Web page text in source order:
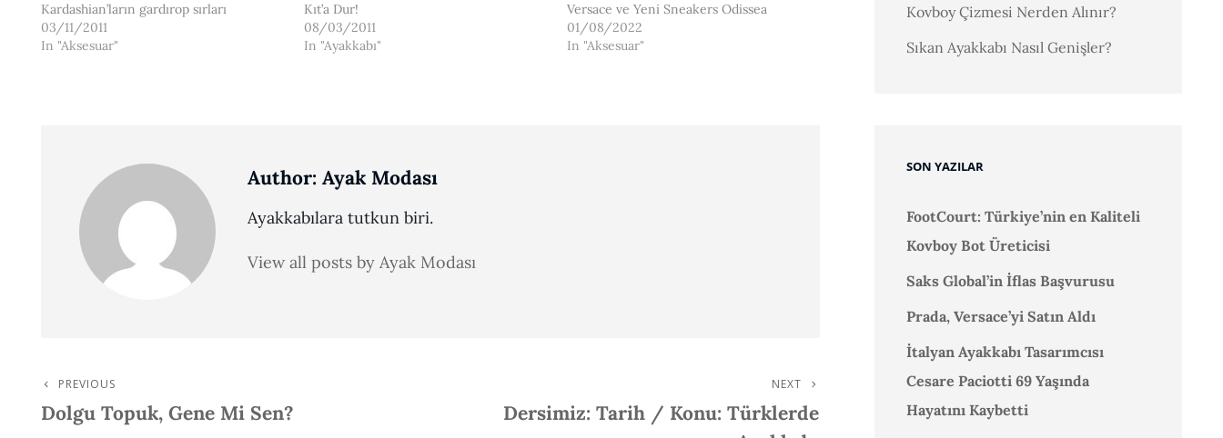
Kardashian’ların gardırop sırları
03/11/2011
In "Aksesuar"
Kıt’a Dur!
08/03/2011
In "Ayakkabı"
Versace ve Yeni Sneakers Odissea
01/08/2022
In "Aksesuar"
Author: Ayak Modası
Ayakkabılara tutkun biri.
View all posts by Ayak Modası
Post
Previous
Post
PREVIOUS
Dolgu Topuk, Gene Mi Sen?
NEXT
Dersimiz: Tarih / Konu: Türklerde
Kovboy Çizmesi Nerden Alınır?
Sıkan Ayakkabı Nasıl Genişler?
SON YAZILAR
FootCourt: Türkiye’nin en Kaliteli
Kovboy Bot Üreticisi
Saks Global’in İflas Başvurusu
Prada, Versace’yi Satın Aldı
İtalyan Ayakkabı Tasarımcısı
Cesare Paciotti 69 Yaşında
Hayatını Kaybetti